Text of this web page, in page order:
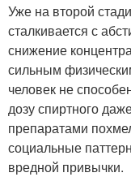
Уже на второй
сталкивается с
снижение
сильным
человек не
дозу спиртного
препаратами
социальные
вредной привычки.